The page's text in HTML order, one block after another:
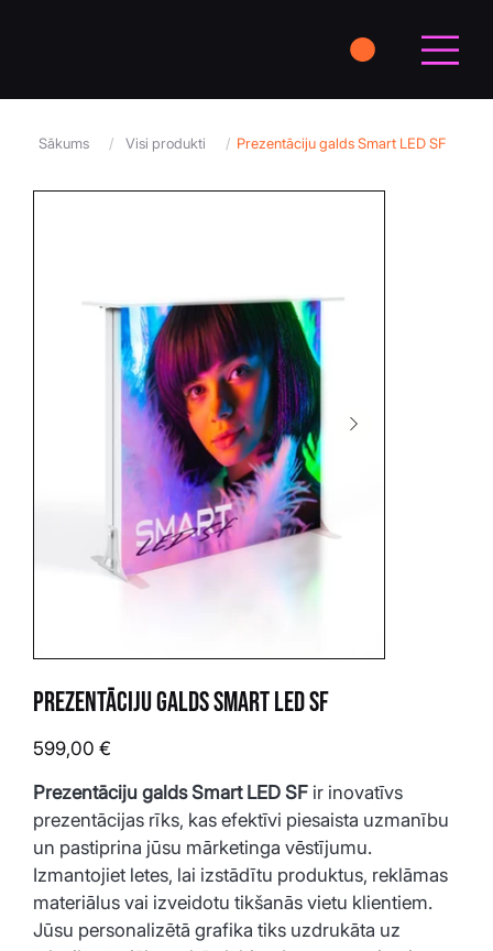
Sākums / Visi produkti / Prezentāciju galds Smart LED SF
Prezentāciju galds Smart LED SF
Cena
599,00 €
Prezentāciju galds Smart LED SF ir inovatīvs
prezentācijas rīks, kas efektīvi piesaista uzmanību
un pastiprina jūsu mārketinga vēstījumu.
Izmantojiet letes, lai izstādītu produktus, reklāmas
materiālus vai izveidotu tikšanās vietu klientiem.
Jūsu personalizētā grafika tiks uzdrukāta uz